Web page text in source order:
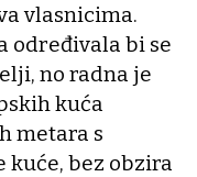
vlasnicima.
određivala bi se
no radna je
kuća
metara s
kuće, bez obzira